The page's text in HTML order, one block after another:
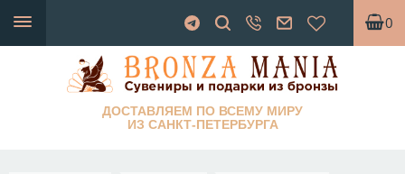
0
ДОСТАВЛЯЕМ ПО ВСЕМУ МИРУ
ИЗ САНКТ-ПЕТЕРБУРГА